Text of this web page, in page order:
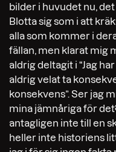
bilder i huvudet nu,
Blotta sig som i att
alla som kommer i
fällan, men klarat mig
aldrig deltagit i “Jag
aldrig velat ta
konsekvens”. Ser jag
mina jämnåriga för
antagligen inte till en
heller inte historiens